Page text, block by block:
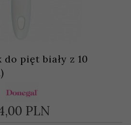
pięt biały z 10
00 PLN